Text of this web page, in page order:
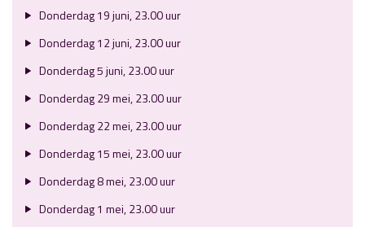
Donderdag 19 juni, 23.00 uur
Donderdag 12 juni, 23.00 uur
Donderdag 5 juni, 23.00 uur
Donderdag 29 mei, 23.00 uur
Donderdag 22 mei, 23.00 uur
Donderdag 15 mei, 23.00 uur
Donderdag 8 mei, 23.00 uur
Donderdag 1 mei, 23.00 uur